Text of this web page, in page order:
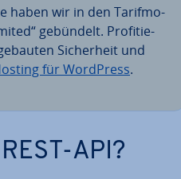
haben wir in den Ta­rif­mo­
gebündelt. Pro­fi­tie­
Si­cher­heit und
für WordPress.
API?